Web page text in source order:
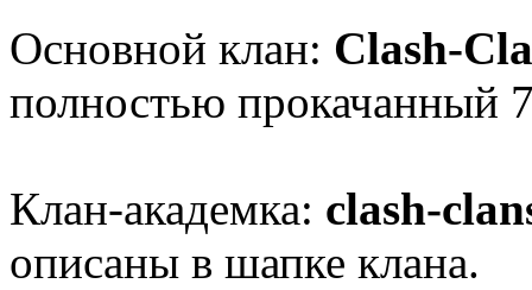
Основной клан: Clash-
полностью прокачанный
Клан-академка: clash-
описаны в шапке клана.